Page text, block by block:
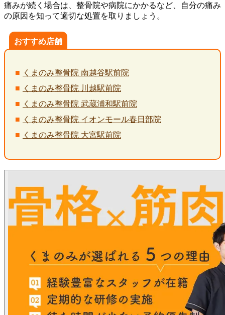
痛みが続く場合は、整骨院や病院にかかるなど、自分の痛み
の原因を知って適切な処置を取りましょう。
おすすめ店舗
くまのみ整骨院 南越谷駅前院
くまのみ整骨院 川越駅前院
くまのみ整骨院 武蔵浦和駅前院
くまのみ整骨院 イオンモール春日部院
くまのみ整骨院 大宮駅前院